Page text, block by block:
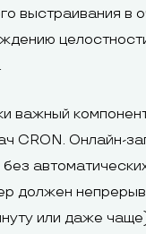
выстраивания в
важный
CRON. Онлайн-
должен
или даже